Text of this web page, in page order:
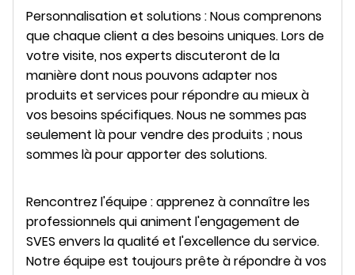
Personnalisation et solutions : Nous comprenons
que chaque client a des besoins uniques. Lors de
votre visite, nos experts discuteront de la
manière dont nous pouvons adapter nos
produits et services pour répondre au mieux à
vos besoins spécifiques. Nous ne sommes pas
seulement là pour vendre des produits ; nous
sommes là pour apporter des solutions.
Rencontrez l'équipe : apprenez à connaître les
professionnels qui animent l'engagement de
SVES envers la qualité et l'excellence du service.
Notre équipe est toujours prête à répondre à vos